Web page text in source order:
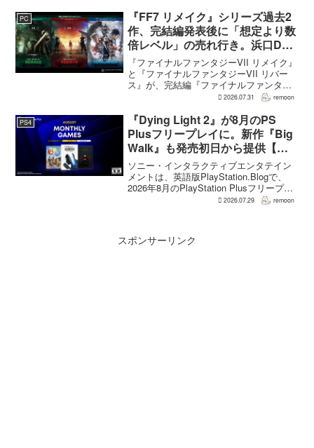
the Ron...
PC
『FF7 リメイク』シリーズ過去2
作、完結編発表後に「想定より数
倍レベル」の売れ行き。浜口Dが
明かす
『ファイナルファンタジーVII リメイク』
と『ファイナルファンタジーVII リバー
ス』が、完結編『ファイナルファンタジ
ーVII リベレーション』の発表後、「我々
ると、シリーズディレクターの浜口直樹
氏がAU...
2026.07.31 remoon
PS4
『Dying Light 2』が8月のPS
Plusフリープレイに。新作『Big
Walk』も発売初日から提供【海
外発表】
ソニー・インタラクティブエンタテイン
メントは、英語版PlayStation.Blogで、
2026年8月のPlayStation Plusフリープレ
イとして『Dying Light 2 Stay Human:
2026.07.29 remoon
スポンサーリンク